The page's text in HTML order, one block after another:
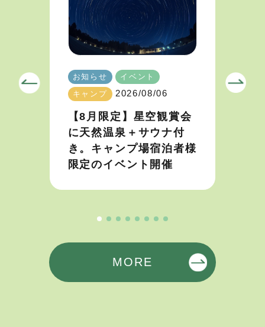
お知らせ
イベント
キャンプ
2026/08/06
【8月限定】星空観賞会
に天然温泉＋サウナ付
き。キャンプ場宿泊者様
限定のイベント開催
MORE